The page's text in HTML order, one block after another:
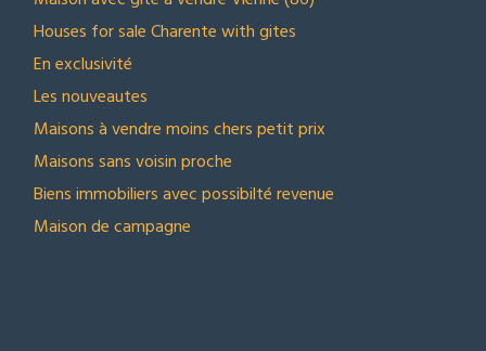
Houses for sale Charente with gites
En exclusivité
Les nouveautes
Maisons à vendre moins chers petit prix
Maisons sans voisin proche
Biens immobiliers avec possibilté revenue
Maison de campagne